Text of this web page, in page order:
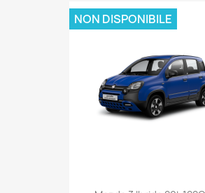
NON DISPONIBILE